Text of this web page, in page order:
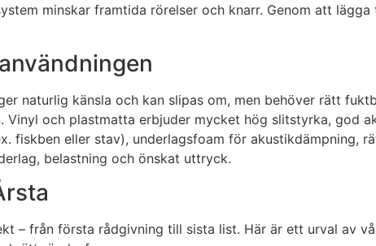
minskar framtida rörelser och knarr. Genom att
naturlig känsla och kan slipas om, men behöver rätt
och plastmatta erbjuder mycket hög slitstyrka, god
fiskben eller stav), underlagsfoam för akustikdämpning,
belastning och önskat uttryck.
– från första rådgivning till sista list. Här är ett urval av